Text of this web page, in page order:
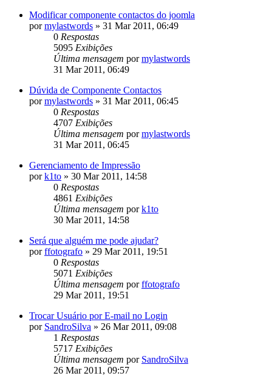
Modificar componente contactos do joomla
pormylastwords » 31 Mar 2011, 06:49
0 Respostas
5095 Exibições
Última mensagem pormylastwords
31 Mar 2011, 06:49
Dúvida de Componente Contactos
pormylastwords » 31 Mar 2011, 06:45
0 Respostas
4707 Exibições
Última mensagem pormylastwords
31 Mar 2011, 06:45
Gerenciamento de Impressão
pork1to » 30 Mar 2011, 14:58
0 Respostas
4861 Exibições
Última mensagem pork1to
30 Mar 2011, 14:58
Será que alguém me pode ajudar?
porffotografo » 29 Mar 2011, 19:51
0 Respostas
5071 Exibições
Última mensagem porffotografo
29 Mar 2011, 19:51
Trocar Usuário por E-mail no Login
por SandroSilva » 26 Mar 2011, 09:08
1 Respostas
5717 Exibições
Última mensagem por SandroSilva
26 Mar 2011, 09:57